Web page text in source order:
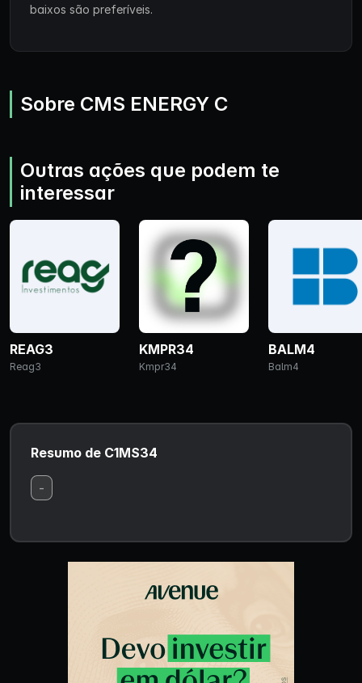
baixos são preferíveis.
Sobre CMS ENERGY C
Outras ações que podem te
interessar
REAG3
Reag3
KMPR34
Kmpr34
BALM4
Balm4
Resumo de C1MS34
-